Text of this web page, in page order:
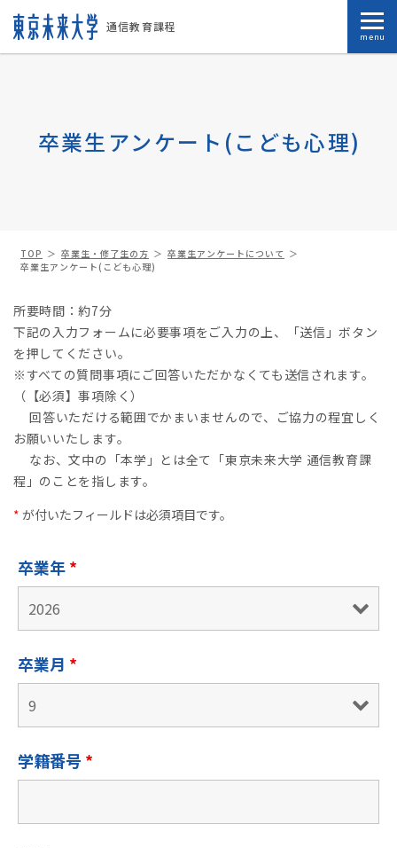
通信教育課程
menu
卒業生アンケート(こども心理)
TOP 卒業生・修了生の方
卒業生アンケートについて
卒業生アンケート(こども心理)
所要時間：約7分
下記の入力フォームに必要事項をご入力の上、「送信」ボタン
を押してください。
※すべての質問事項にご回答いただかなくても送信されます。
（【必須】事項除く）
回答いただける範囲でかまいませんので、ご協力の程宜しく
お願いいたします。
なお、文中の「本学」とは全て「東京未来大学 通信教育課
程」のことを指します。
* が付いたフィールドは必須項目です。
卒業年*
卒業月 *
学籍番号 *